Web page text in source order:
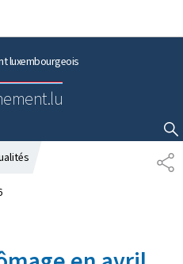
principal
luxembourgeois
AFFICHER / MASQUER LA RECHERCHE
P
A